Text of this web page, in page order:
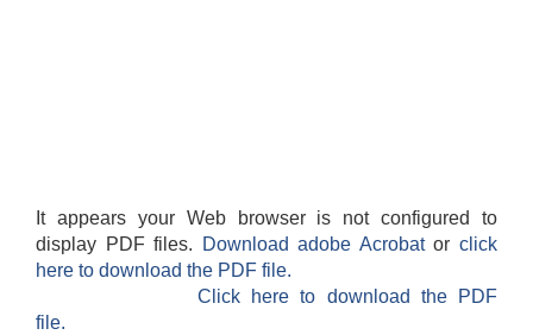
It appears your Web browser is not configured to
display PDF files.
Download adobe Acrobatorclick
here to download the PDF file.
Click here to download the PDF
file.